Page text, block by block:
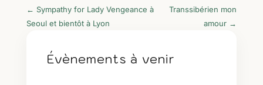
← Sympathy for Lady Vengeance à
Seoul et bientôt à Lyon
Transsibérien mon
amour →
Évènements à venir